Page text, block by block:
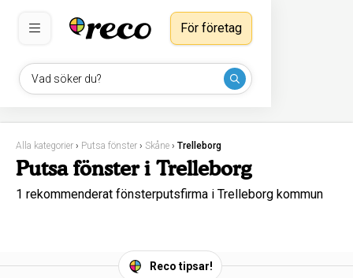
Vad söker du?
För företag
Alla kategorier › Putsa fönster › Skåne › Trelleborg
Putsa fönster i Trelleborg
1 rekommenderat fönsterputsfirma i Trelleborg kommun
Reco tipsar!